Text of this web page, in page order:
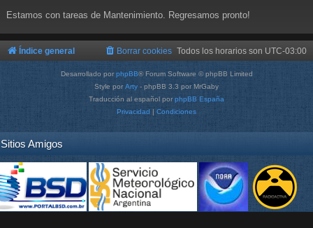
Estamos con tareas de Mantenimiento. Regresamos pronto!
Índice general Todos los horarios son UTC-03:00
Borrar cookies
Desarrollado por phpBB® Forum Software © phpBB Limited
Style por Arty - phpBB 3.3 por MrGaby
Traducción al español por phpBB España
Privacidad | Condiciones
Sitios Amigos